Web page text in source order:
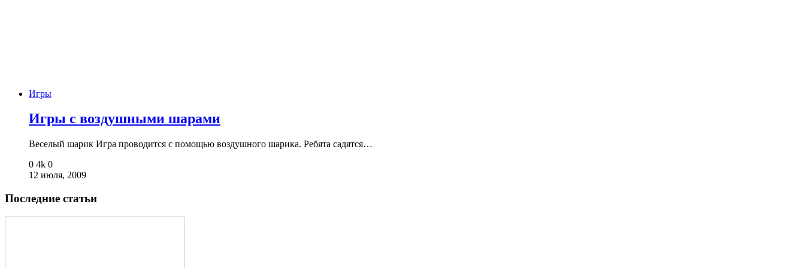
Игры
Игры с воздушными шарами
Веселый шарик Игра проводится с помощью воздушного шарика. Ребята садятся…
0 4k 0
12 июля, 2009
Последние статьи